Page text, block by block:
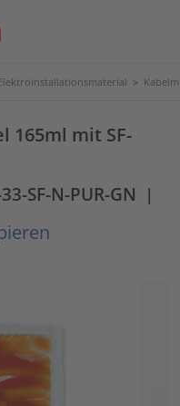
>
165ml mit SF-
SF-N-PUR-GN |